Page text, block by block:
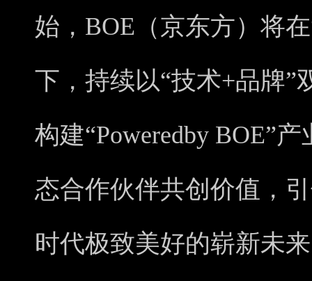
始，BOE（京东方）将
下，持续以“技术+品牌”
构建“Poweredby BOE”
态合作伙伴共创价值，
时代极致美好的崭新未